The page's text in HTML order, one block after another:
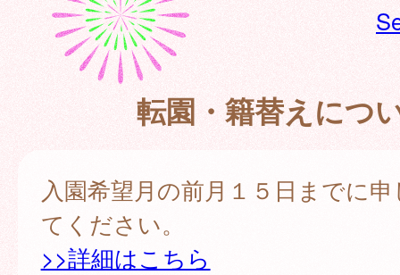
転園・籍替えにつ
入園希望月の前月１５日までに
てください。
>>詳細はこちら